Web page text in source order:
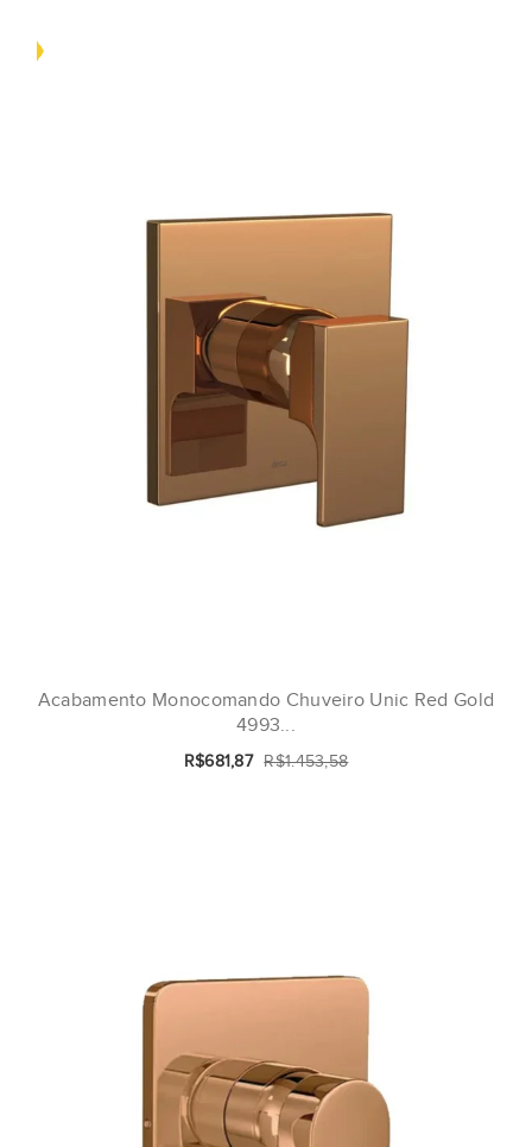
Acabamento Monocomando Chuveiro Unic Red Gold
4993...
R$681,87 R$1.453,58